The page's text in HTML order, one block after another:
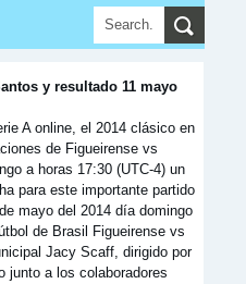
y resultado 11 mayo
A online, el 2014 clásico en
de Figueirense vs
a horas 17:30 (UTC-4) un
para este importante partido
mayo del 2014 día domingo
de Brasil Figueirense vs
Jacy Scaff, dirigido por
junto a los colaboradores